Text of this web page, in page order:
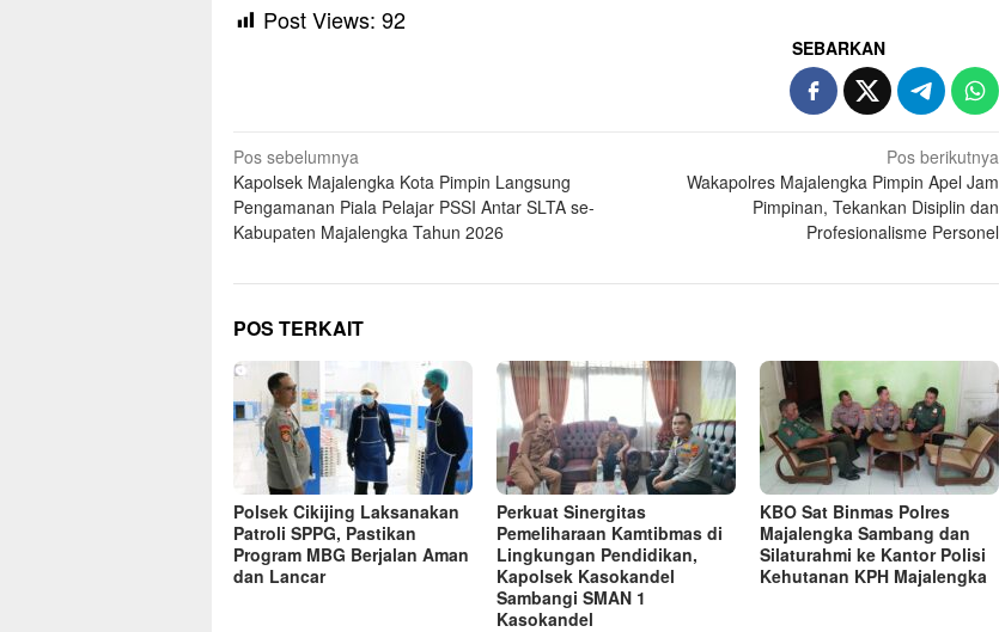
Post Views: 92
SEBARKAN
Navigasi
pos
Pos sebelumnya
Kapolsek Majalengka Kota Pimpin Langsung
Pengamanan Piala Pelajar PSSI Antar SLTA se-
Kabupaten Majalengka Tahun 2026
Pos berikutnya
Wakapolres Majalengka Pimpin Apel Jam
Pimpinan, Tekankan Disiplin dan
Profesionalisme Personel
POS TERKAIT
Polsek Cikijing Laksanakan
Patroli SPPG, Pastikan
Program MBG Berjalan Aman
dan Lancar
Perkuat Sinergitas
Pemeliharaan Kamtibmas di
Lingkungan Pendidikan,
Kapolsek Kasokandel
Sambangi SMAN 1
Kasokandel
KBO Sat Binmas Polres
Majalengka Sambang dan
Silaturahmi ke Kantor Polisi
Kehutanan KPH Majalengka